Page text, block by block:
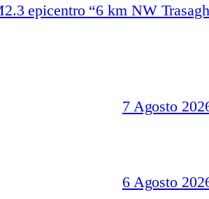
epicentro “6 km NW
7 Agosto
6 Agosto